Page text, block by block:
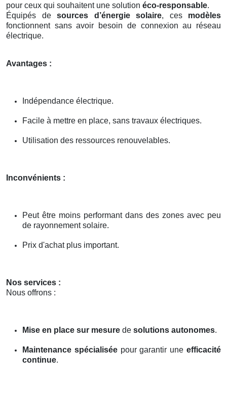
pour ceux qui souhaitent une solution éco-responsable.
Équipés de sources d’énergie solaire, ces modèles
fonctionnent sans avoir besoin de connexion au réseau
électrique.
Avantages :
Indépendance électrique.
Facile à mettre en place, sans travaux électriques.
Utilisation des ressources renouvelables.
Inconvénients :
Peut être moins performant dans des zones avec peu
de rayonnement solaire.
Prix d'achat plus important.
Nos services :
Nous offrons :
Mise en place sur mesure de solutions autonomes.
Maintenance spécialiséepour garantir uneefficacité
continue.